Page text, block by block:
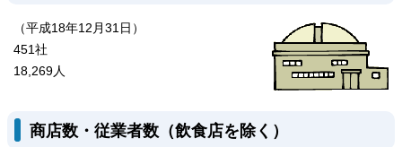
（平成18年12月31日）
451社
18,269人
商店数・従業者数（飲食店を除く）